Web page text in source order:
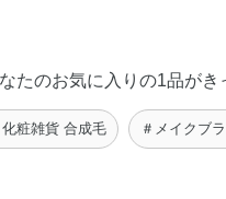
のお気に入りの1品がき
化粧雑貨 合成毛 ＃メイクブ